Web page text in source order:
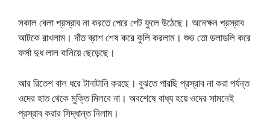
সকাল বেলা প্রস্রাব না করতে পেরে পেট ফুলে উঠেছে। অনেক্ষন প্রস্রাব
আটকে রাখলাম। দাঁত ব্রাশ শেষ করে কুলি করলাম। শুভ তো ডলাডলি করে
ফর্সা দুধ লাল বানিয়ে ছেড়েছে।
আর রিতেশ বাল ধরে টানাটানি করছে। বুঝতে পারছি প্রস্রাব না করা পর্যন্ত
ওদের হাত থেকে মুক্তি মিলবে না। অবশেষে বাধ্য হয়ে ওদের সামনেই
প্রস্রাব করার সিদ্ধান্ত নিলাম।